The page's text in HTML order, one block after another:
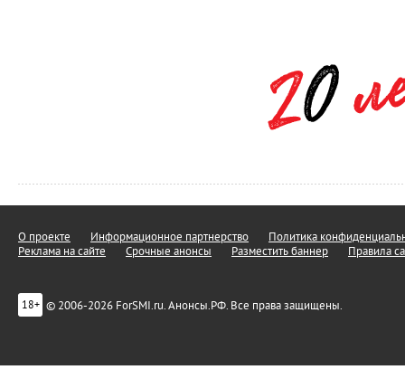
О проекте Информационное партнерство
Политика
Реклама на сайте
Срочные анонсы Разместить баннер Правила
18+ © 2006-2026 ForSMI.ru. Анонсы.РФ. Все права защищены.